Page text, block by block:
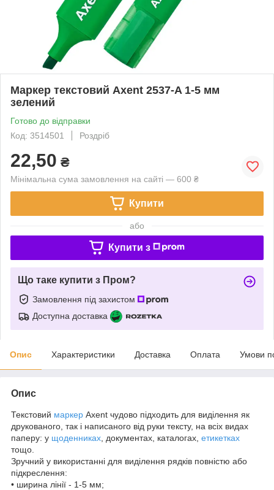
Маркер текстовий Axent 2537-A 1-5 мм
зелений
Готово до відправки
Код: 3514501
Роздріб
22,50 ₴
Мінімальна сума замовлення на сайті — 600 ₴
Купити
або
Купити з
Що таке купити з Пром?
Замовлення під захистом
Доступна доставка
Опис Характеристики Доставка Оплата Умови
Опис
Текстовий маркер Axent чудово підходить для виділення як
друкованого, так і написаного від руки тексту, на всіх видах
паперу: у щоденниках , документах, каталогах, етикетках
тощо.
Зручний у використанні для виділення рядків повністю або
підкреслення:
• ширина лінії - 1-5 мм;